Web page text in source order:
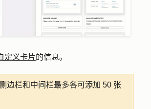
定义卡片的信息。
边栏和中间栏最多各可添加 50 张